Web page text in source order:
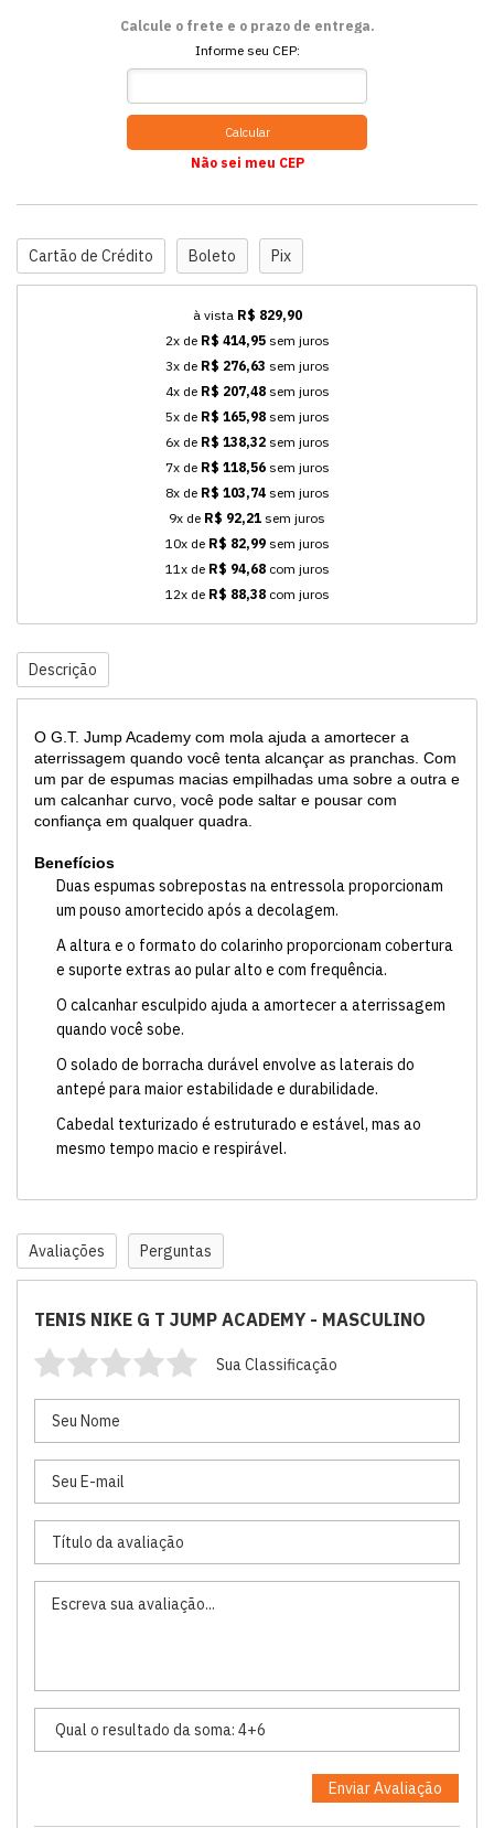
Calcule o frete e o prazo de entrega.
Informe seu CEP:
Calcular
Não sei meu CEP
Cartão de Crédito Boleto Pix
à vista R$ 829,90
2x de R$ 414,95sem juros
3x de R$ 276,63 sem juros
4x de R$ 207,48sem juros
5x de R$ 165,98sem juros
6x de R$ 138,32sem juros
7x de R$ 118,56sem juros
8x de R$ 103,74sem juros
9x de R$ 92,21 sem juros
10x de R$ 82,99sem juros
11x de R$ 94,68com juros
12x de R$ 88,38com juros
Descrição
O G.T. Jump Academy com mola ajuda a amortecer a
aterrissagem quando você tenta alcançar as pranchas. Com
um par de espumas macias empilhadas uma sobre a outra e
um calcanhar curvo, você pode saltar e pousar com
confiança em qualquer quadra.
Benefícios
Duas espumas sobrepostas na entressola proporcionam
um pouso amortecido após a decolagem.
A altura e o formato do colarinho proporcionam cobertura
e suporte extras ao pular alto e com frequência.
O calcanhar esculpido ajuda a amortecer a aterrissagem
quando você sobe.
O solado de borracha durável envolve as laterais do
antepé para maior estabilidade e durabilidade.
Cabedal texturizado é estruturado e estável, mas ao
mesmo tempo macio e respirável.
Avaliações Perguntas
TENIS NIKE G T JUMP ACADEMY - MASCULINO
Sua Classificação